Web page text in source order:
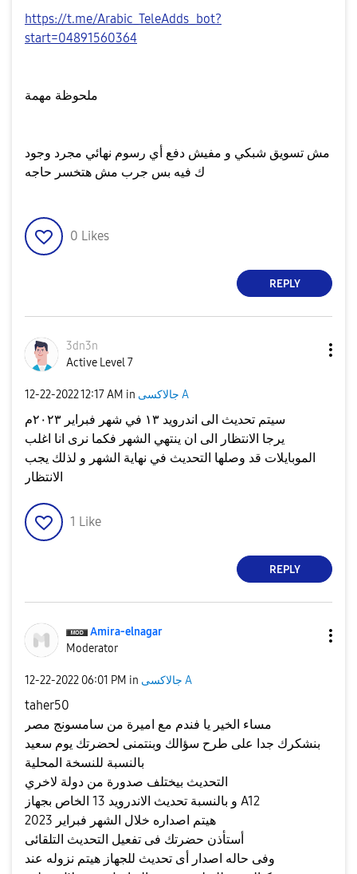
https://t.me/Arabic_TeleAdds_bot?
start=04891560364
ملحوظة مهمة
مش تسويق شبكي و مفيش دفع أي رسوم نهائي مجرد وجود
ك فيه بس جرب مش هتخسر حاجه
0 Likes
REPLY
3dn3n
Active Level 7
‎12-22-202212:17 AM in جالاكسى A
سيتم تحديث الى اندرويد ١٣ في شهر فبراير ٢٠٢٣م
يرجا الانتظار الى ان ينتهي الشهر فكما نرى انا اغلب
الموبايلات قد وصلها التحديث في نهاية الشهر و لذلك يجب
الانتظار
1 Like
REPLY
Amira-elnagar
Moderator
‎12-22-2022 06:01 PM in جالاكسى A
taher50
مساء الخير يا فندم مع اميرة من سامسونج مصر
بنشكرك جدا على طرح سؤالك وبنتمنى لحضرتك يوم سعيد
و بالنسبة تحديث الاندرويد 13 الخاص بجهاز A12
هيتم اصداره خلال الشهر فبراير 2023
أستأذن حضرتك فى تفعيل التحديث التلقائى
وفى حاله اصدار أى تحديث للجهاز هيتم نزوله عند